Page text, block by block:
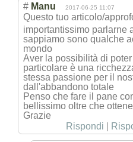
# Manu 2017-06-25 11:07
Questo tuo articolo/approf
importantissimo parlarne
sappiamo sono qualche
mondo
Aver la possibilità di
particolare è una
stessa passione per il
dall'abbandono totale
Penso che fare il pane
bellissimo oltre che
Grazie
Rispondi